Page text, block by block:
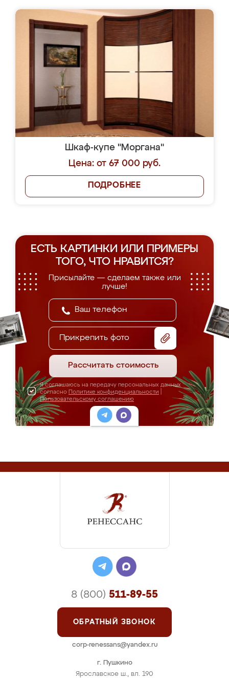
Шкаф-купе "Моргана"
Цена: от 67 000 руб.
ПОДРОБНЕЕ
ЕСТЬ КАРТИНКИ ИЛИ ПРИМЕРЫ
ТОГО, ЧТО НРАВИТСЯ?
Присылайте — сделаем также или
лучше!
Прикрепить фото
Рассчитать стоимость
Я соглашаюсь на передачу персональных данных
согласно Политике конфиденциальности
Пользовательскому соглашению
г. Пушкино
Ярославское ш., вл. 190
8 (800) 511-89-55
ОБРАТНЫЙ ЗВОНОК
corp-renessans@yandex.ru